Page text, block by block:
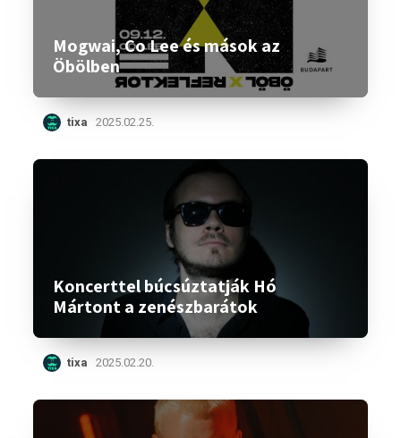
Mogwai, Co Lee és mások az
Öbölben
tixa 2025.02.25.
Koncerttel búcsúztatják Hó
Mártont a zenészbarátok
tixa 2025.02.20.